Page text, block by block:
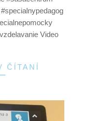
Video
ČÍTANÍ